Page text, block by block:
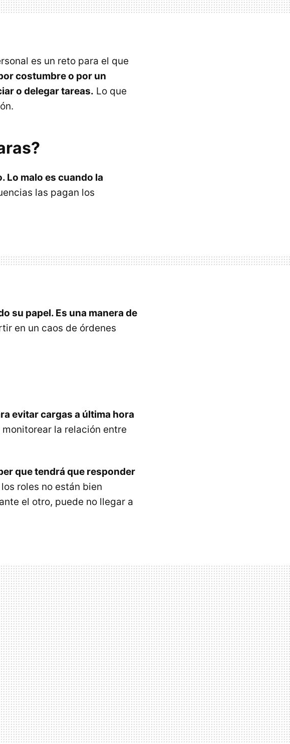
es un reto para el que
costumbre o por un
o delegar tareas. Lo que
Lo malo es cuando la
las pagan los
su papel. Es una manera de
en un caos de órdenes
evitar cargas a última hora
la relación entre
que tendrá que responder
roles no están bien
el otro, puede no llegar a